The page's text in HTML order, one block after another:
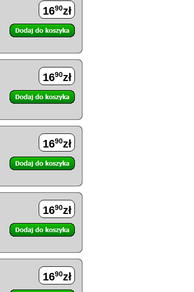
1690zł
1690zł
1690zł
1690zł
1690zł